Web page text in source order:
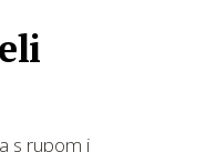
s rupom i